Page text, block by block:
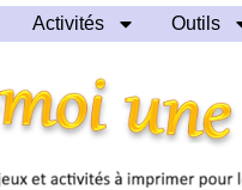
Activités Outils